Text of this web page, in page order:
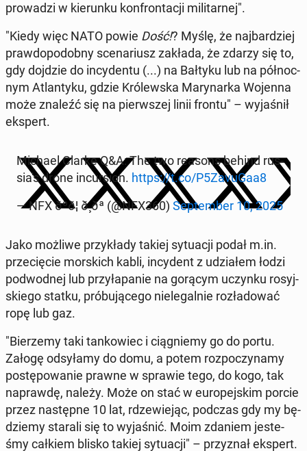
pro­wa­dzi w kie­run­ku kon­fron­ta­cji mi­li­tar­nej".
"Kiedy więc NATO powie Dość!? Myślę, że naj­bar­dziej
praw­do­po­dob­ny sce­na­riusz zakłada, że zdarzy się to,
gdy dojdzie do in­cy­den­tu (...) na Bałtyku lub na pół­noc­
nym Atlan­ty­ku, gdzie Kró­lew­ska Ma­ry­nar­ka Wojenna
może znaleźć się na pierw­szej linii frontu" – wy­ja­śnił
ekspert.
Michael Clarke Q&A: The two reasons behind rus­
sia­'s drone in­cur­sion. https://t.co/P5ZavuGaa8
— NFX ðºð¦ ð¸ðª (@NFX360) Sep­tem­ber 10, 2025
Jako możliwe przy­kła­dy takiej sy­tu­acji podał m.in.
prze­cię­cie mor­skich kabli, in­cy­dent z udzia­łem łodzi
pod­wod­nej lub przy­ła­pa­nie na gorącym uczynku ro­syj­
skie­go statku, pró­bu­ją­ce­go nie­le­gal­nie roz­ła­do­wać
ropę lub gaz.
"Bie­rze­my taki tan­ko­wiec i cią­gnie­my go do portu.
Załogę od­sy­ła­my do domu, a potem roz­po­czy­na­my
po­stę­po­wa­nie prawne w sprawie tego, do kogo, tak
na­praw­dę, należy. Może on stać w eu­ro­pej­skim porcie
przez na­stęp­ne 10 lat, rdze­wie­jąc, podczas gdy my bę­
dzie­my starali się to wy­ja­śnić. Moim zdaniem je­ste­
śmy całkiem blisko takiej sy­tu­acji" – przy­znał ekspert.